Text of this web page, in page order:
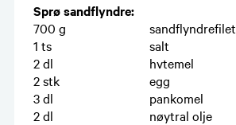
Sprø sandflyndre:
700 g
sandflyndrefilet
1 ts
salt
2dl
hvtemel
2stk
egg
3dl
pankomel
2dl nøytral olje